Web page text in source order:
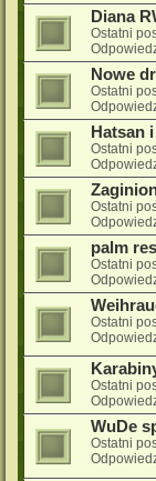
Diana
Ostatni
Nowe
Ostatni
Hatsan
Ostatni
Ostatni
palm
Ostatni
Ostatni
Ostatni
WuDe
Ostatni